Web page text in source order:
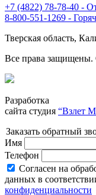
+7 (4822) 78-78-40 -
8-800-551-1269 -
Тверская область,
Все права защищены.
Разработка
сайта студия “Взлет
Заказать обратный
Имя
Телефон
Согласен на
данных в
конфиденциальности